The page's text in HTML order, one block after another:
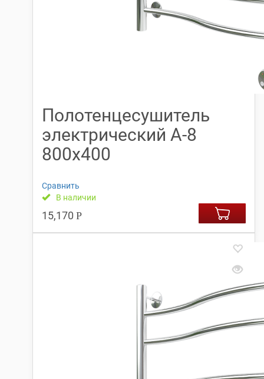
Полотенцесушитель
электрический А-8
800х400
Сравнить
В наличии
15,170 Р